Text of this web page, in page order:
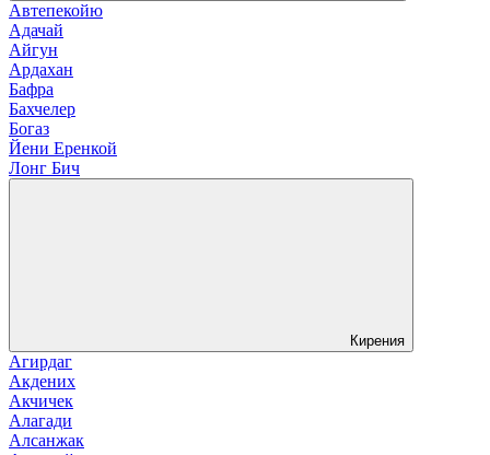
Автепекойю
Адачай
Айгун
Ардахан
Бафра
Бахчелер
Богаз
Йени Еренкой
Лонг Бич
Кирения
Агирдаг
Акдених
Акчичек
Алагади
Алсанжак